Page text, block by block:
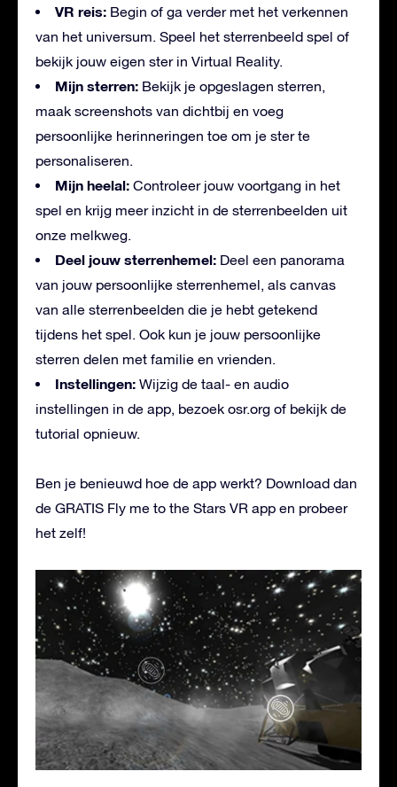
VR reis: Begin of ga verder met het verkennen
van het universum. Speel het sterrenbeeld spel of
bekijk jouw eigen ster in Virtual Reality.
Mijn sterren: Bekijk je opgeslagen sterren,
maak screenshots van dichtbij en voeg
persoonlijke herinneringen toe om je ster te
personaliseren.
Mijn heelal: Controleer jouw voortgang in het
spel en krijg meer inzicht in de sterrenbeelden uit
onze melkweg.
Deel jouw sterrenhemel: Deel een panorama
van jouw persoonlijke sterrenhemel, als canvas
van alle sterrenbeelden die je hebt getekend
tijdens het spel. Ook kun je jouw persoonlijke
sterren delen met familie en vrienden.
Instellingen: Wijzig de taal- en audio
instellingen in de app, bezoek osr.org of bekijk de
tutorial opnieuw.
Ben je benieuwd hoe de app werkt? Download dan
de GRATIS Fly me to the Stars VR app en probeer
het zelf!